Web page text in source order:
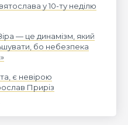
у 10-ту неділю
— це динамізм, який
бо небезпека
є невірою
Приріз